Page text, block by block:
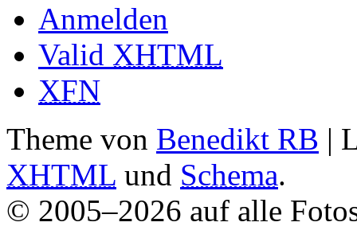
Anmelden
Valid XHTML
XFN
Theme von Benedikt RB |
XHTML und Schema.
© 2005–2026 auf alle